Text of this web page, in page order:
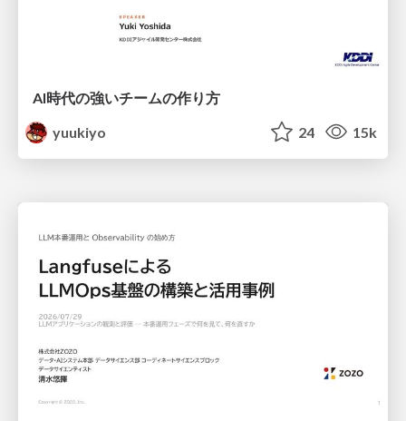
AI時代の強いチームの作り方
yuukiyo
24 15k